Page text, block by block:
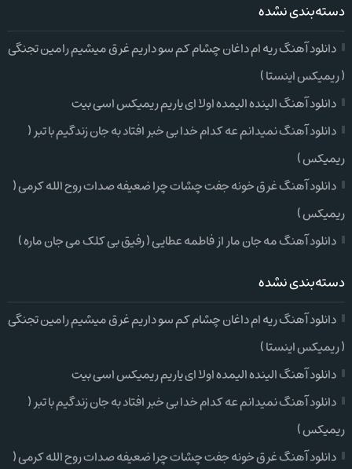
دسته‌بندی نشده
دانلود آهنگ ریه ام داغان چشام کم سو داریم غرق میشیم رامین تجنگی
( ریمیکس اینستا )
دانلود آهنگ الینده الیمده اولا ای یاریم ریمیکس اسی بیت
دانلود آهنگ نمیدانم عه کدام خدا بی خبر افتاد به جان زندگیم با تبر (
ریمیکس )
دانلود آهنگ غرق خونه جفت چشات چرا ضعیفه صدات روح الله کرمی (
ریمیکس )
دانلود آهنگ مه جان مار از فاطمه عطایی ( رفیق بی کلک می جان ماره )
دسته‌بندی نشده
دانلود آهنگ ریه ام داغان چشام کم سو داریم غرق میشیم رامین تجنگی
( ریمیکس اینستا )
دانلود آهنگ الینده الیمده اولا ای یاریم ریمیکس اسی بیت
دانلود آهنگ نمیدانم عه کدام خدا بی خبر افتاد به جان زندگیم با تبر (
ریمیکس )
دانلود آهنگ غرق خونه جفت چشات چرا ضعیفه صدات روح الله کرمی (